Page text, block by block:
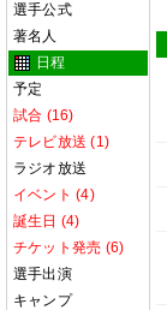
選手公式
著名人
日程
予定
試合 (16)
テレビ放送 (1)
ラジオ放送
イベント (4)
誕生日 (4)
チケット発売 (6)
選手出演
キャンプ